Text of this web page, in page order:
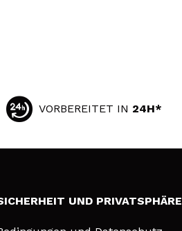
VORBEREITET IN 24H*
UND PRIVATSPHÄRE